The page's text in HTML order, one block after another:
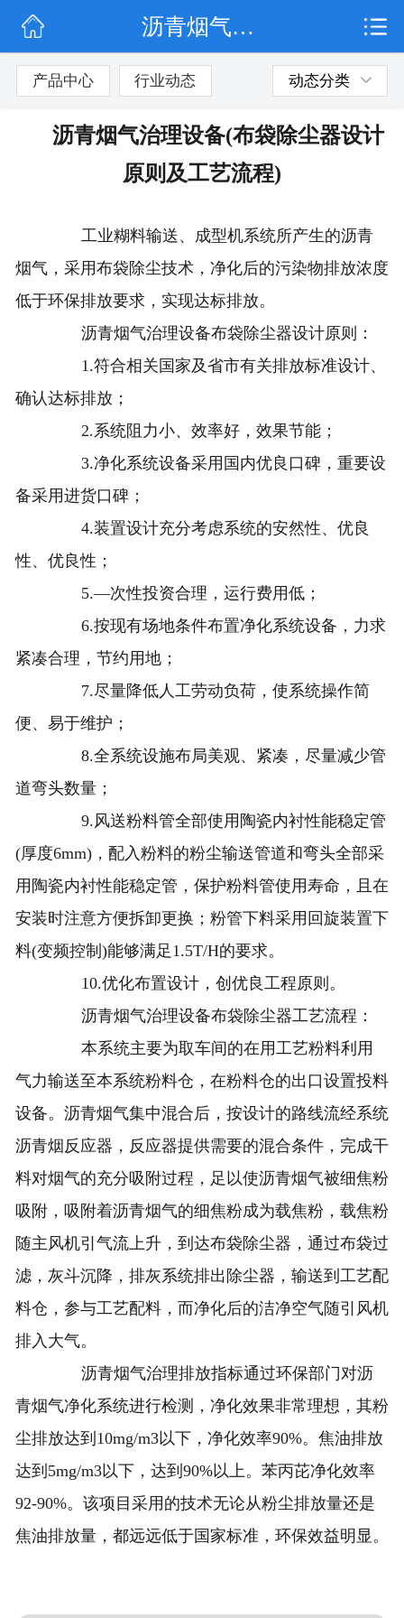
公司简介
产品展示
沥青烟气治理设备(布袋除尘器设计原则及工艺流程)
产品中心 行业动态 动态分类
沥青烟气治理设备(布袋除尘器设计
原则及工艺流程)
工业糊料输送、成型机系统所产生的沥青
烟气，采用布袋除尘技术，净化后的污染物排放浓度
低于环保排放要求，实现达标排放。
沥青烟气治理设备布袋除尘器设计原则：
1.符合相关国家及省市有关排放标准设计、
确认达标排放；
2.系统阻力小、效率好，效果节能；
3.净化系统设备采用国内优良口碑，重要设
备采用进货口碑；
4.装置设计充分考虑系统的安然性、优良
性、优良性；
5.—次性投资合理，运行费用低；
6.按现有场地条件布置净化系统设备，力求
紧凑合理，节约用地；
7.尽量降低人工劳动负荷，使系统操作简
便、易于维护；
8.全系统设施布局美观、紧凑，尽量减少管
道弯头数量；
9.风送粉料管全部使用陶瓷内衬性能稳定管
(厚度6mm)，配入粉料的粉尘输送管道和弯头全部采
用陶瓷内衬性能稳定管，保护粉料管使用寿命，且在
安装时注意方便拆卸更换；粉管下料采用回旋装置下
料(变频控制)能够满足1.5T/H的要求。
10.优化布置设计，创优良工程原则。
沥青烟气治理设备布袋除尘器工艺流程：
本系统主要为取车间的在用工艺粉料利用
气力输送至本系统粉料仓，在粉料仓的出口设置投料
设备。沥青烟气集中混合后，按设计的路线流经系统
沥青烟反应器，反应器提供需要的混合条件，完成干
料对烟气的充分吸附过程，足以使沥青烟气被细焦粉
吸附，吸附着沥青烟气的细焦粉成为载焦粉，载焦粉
随主风机引气流上升，到达布袋除尘器，通过布袋过
滤，灰斗沉降，排灰系统排出除尘器，输送到工艺配
料仓，参与工艺配料，而净化后的洁净空气随引风机
排入大气。
沥青烟气治理排放指标通过环保部门对沥
青烟气净化系统进行检测，净化效果非常理想，其粉
尘排放达到10mg/m3以下，净化效率90%。焦油排放
达到5mg/m3以下，达到90%以上。苯丙芘净化效率
92-90%。该项目采用的技术无论从粉尘排放量还是
焦油排放量，都远远低于国家标准，环保效益明显。